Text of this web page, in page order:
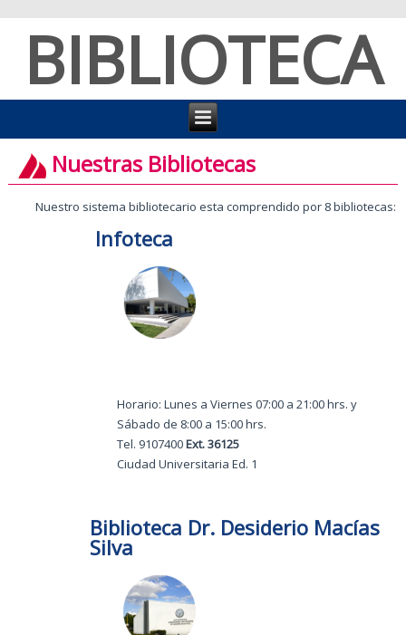
BIBLIOTECA
Nuestras Bibliotecas
Nuestro sistema bibliotecario esta comprendido por 8 bibliotecas:
Infoteca
Horario: Lunes a Viernes 07:00 a 21:00 hrs. y
Sábado de 8:00 a 15:00 hrs.
Tel. 9107400Ext. 36125
Ciudad Universitaria Ed. 1
Biblioteca Dr. Desiderio Macías
Silva